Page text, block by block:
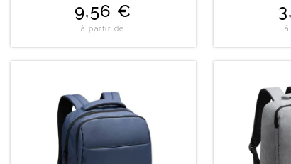
9,56 €
à partir de à